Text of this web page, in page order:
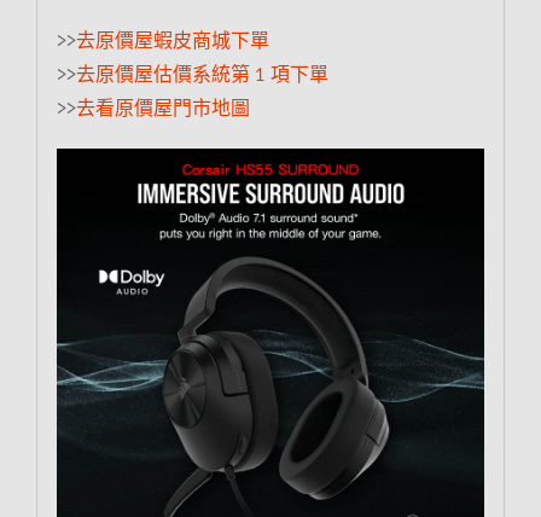
>>去原價屋蝦皮商城下單
>>去原價屋估價系統第 1 項下單
>>去看原價屋門市地圖